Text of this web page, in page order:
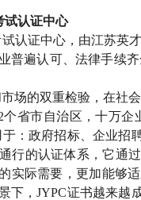
试认证中心
认证中心，由江苏英
普遍认可、法律手续
场的双重检验，在社
个省市自治区，十万
：政府招标、企业招
行的认证体系，它通
实际需要，更加能够
下，JYPC证书越来越